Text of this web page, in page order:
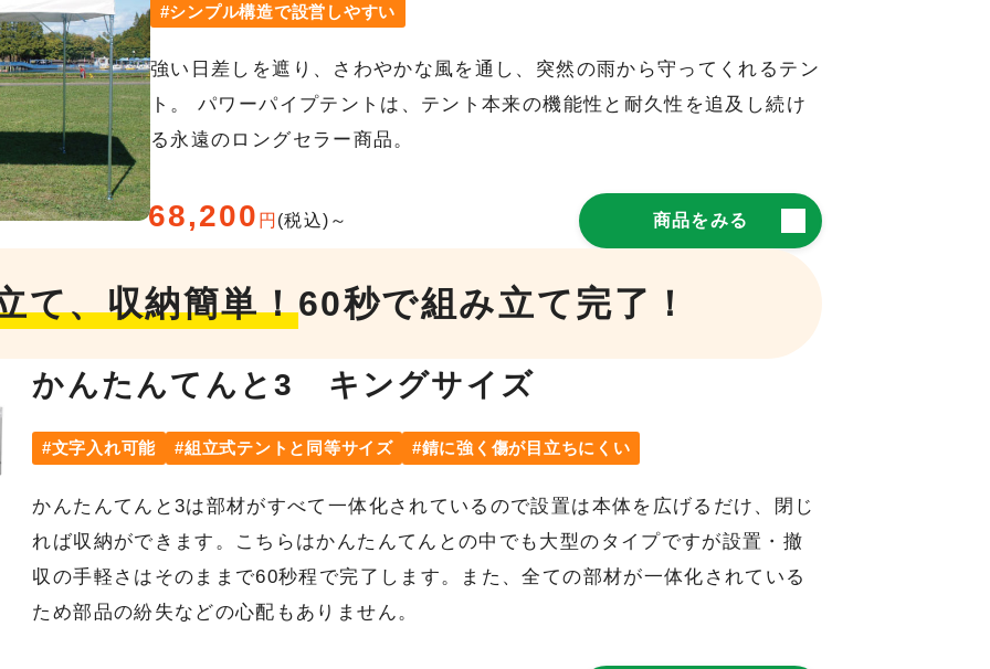
シンプル構造で設営しやすい
強い日差しを遮り、さわやかな風を通し、突然の雨から守ってくれるテン
ト。 パワーパイプテントは、テント本来の機能性と耐久性を追及し続け
る永遠のロングセラー商品。
68,200 円 (税込)～ 商品をみる
て、収納簡単！60秒で組み立て完了！
かんたんてんと3 キングサイズ
文字入れ可能 組立式テントと同等サイズ 錆に強く傷が目立ちにくい
かんたんてんと3は部材がすべて一体化されているので設置は本体を広げるだけ、閉じ
れば収納ができます。こちらはかんたんてんとの中でも大型のタイプですが設置・撤
収の手軽さはそのままで60秒程で完了します。また、全ての部材が一体化されている
ため部品の紛失などの心配もありません。